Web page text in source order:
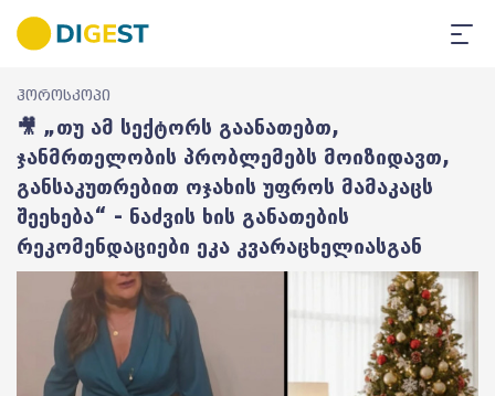
ჰოროსკოპი
🎥 „თუ ამ სექტორს გაანათებთ,
ჯანმრთელობის პრობლემებს მოიზიდავთ,
განსაკუთრებით ოჯახის უფროს მამაკაცს
შეეხება“ - ნაძვის ხის განათების
რეკომენდაციები ეკა კვარაცხელიასგან